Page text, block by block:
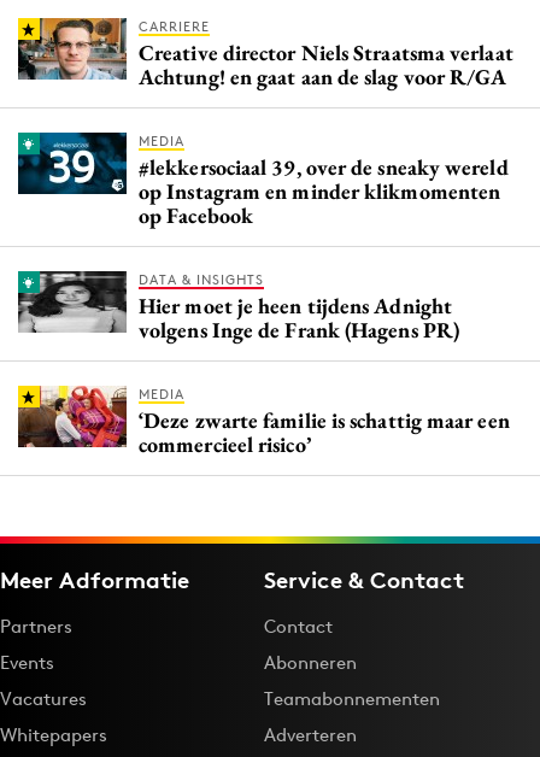
CARRIERE
Creative director Niels Straatsma verlaat
Achtung! en gaat aan de slag voor R/GA
MEDIA
#lekkersociaal 39, over de sneaky wereld
op Instagram en minder klikmomenten
op Facebook
DATA & INSIGHTS
Hier moet je heen tijdens Adnight
volgens Inge de Frank (Hagens PR)
MEDIA
‘Deze zwarte familie is schattig maar een
commercieel risico’
Meer Adformatie
Partners
Events
Vacatures
Whitepapers
Service & Contact
Contact
Abonneren
Teamabonnementen
Adverteren